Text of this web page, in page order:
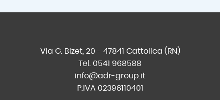
Via G. Bizet, 20 - 47841 Cattolica (RN)
Tel. 0541 968588
info@adr-group.it
P.IVA 02396110401